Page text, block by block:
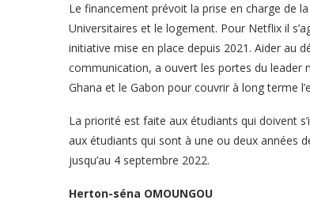
Le financement prévoit la prise en charge de
Universitaires et le logement. Pour Netflix il
initiative mise en place depuis 2021. Aider au
communication, a ouvert les portes du leader
Ghana et le Gabon pour couvrir à long terme
La priorité est faite aux étudiants qui doivent
aux étudiants qui sont à une ou deux années
jusqu’au 4 septembre 2022.
Herton-séna OMOUNGOU